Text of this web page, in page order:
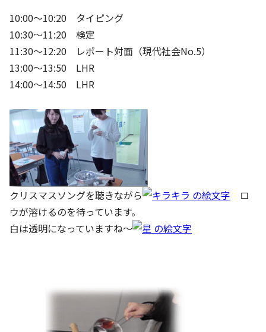
10:00～10:20 タイピング
10:30～11:20 検定
11:30～12:20 レポート対面（現代社会No.5）
13:00～13:50 LHR
14:00～14:50 LHR
クリスマスソングを聴きながら
ロ
ウが溶けるのを待っています。
白は透明になっていますね～